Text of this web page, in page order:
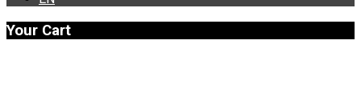
Your Cart